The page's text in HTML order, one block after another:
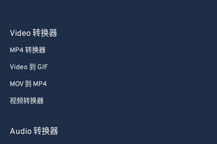
Video 转换器
MP4 转换器
Video 到 GIF
MOV 到 MP4
视频转换器
Audio 转换器